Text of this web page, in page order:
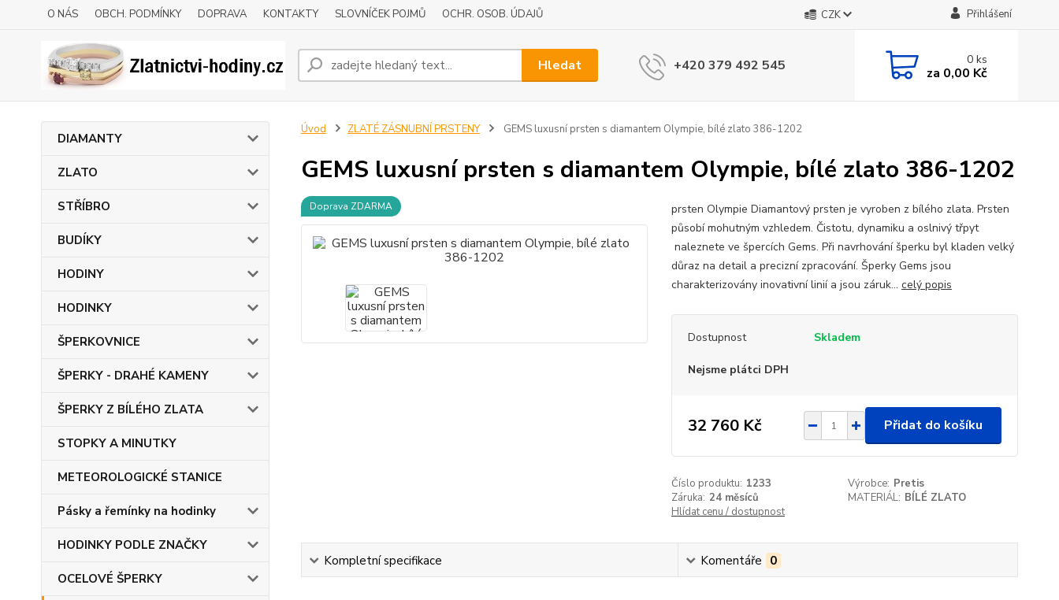
O NÁS OBCH. PODMÍNKY DOPRAVA KONTAKTY SLOVNÍČEK POJMŮ OCHR. OSOB. ÚDAJŮ CZK Přihlášení
Hledat +420 379 492 545 0ks
za 0,00 Kč
DIAMANTY
ZLATO
STŘÍBRO
BUDÍKY
HODINY
HODINKY
ŠPERKOVNICE
ŠPERKY - DRAHÉ KAMENY
ŠPERKY Z BÍLÉHO ZLATA
STOPKY A MINUTKY
METEOROLOGICKÉ STANICE
Pásky a řemínky na hodinky
HODINKY PODLE ZNAČKY
OCELOVÉ ŠPERKY
Úvod ZLATÉ ZÁSNUBNÍ PRSTENY GEMS luxusní prsten s diamantem Olympie, bílé zlato 386-1202
GEMS luxusní prsten s diamantem Olympie, bílé zlato 386-1202
Doprava ZDARMA
prsten Olympie Diamantový prsten je vyroben z bílého zlata. Prsten
působí mohutným vzhledem. Čistotu, dynamiku a oslnivý třpyt
naleznete ve špercích Gems. Při navrhování šperku byl kladen velký
důraz na detail a precizní zpracování. Šperky Gems jsou
charakterizovány inovativní linií a jsou záruk... celý popis
Dostupnost Skladem
Nejsme plátci DPH
32 760 Kč Přidat do košíku
Číslo produktu: 1233 Výrobce: Pretis
Záruka: 24 měsíců MATERIÁL: BÍLÉ ZLATO
Hlídat cenu / dostupnost
Kompletní specifikace Komentáře 0